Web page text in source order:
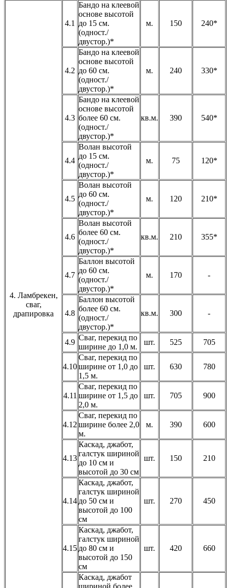
4. Ламбрекен,
сваг,
драпировка
4.1
Бандо на клеевой
основе высотой
до 15 см.
(одност./
двустор.)*
м. 150 240*
4.2
Бандо на клеевой
основе высотой
до 60 см.
(одност./
двустор.)*
м. 240 330*
4.3
Бандо на клеевой
основе высотой
более 60 см.
(одност./
двустор.)*
кв.м. 390 540*
4.4
Волан высотой
до 15 см.
(одност./
двустор.)*
м. 75 120*
4.5
Волан высотой
до 60 см.
(одност./
двустор.)*
м. 120 210*
4.6
Волан высотой
более 60 см.
(одност./
двустор.)*
кв.м. 210 355*
4.7
Баллон высотой
до 60 см.
(одност./
двустор.)*
м. 170 -
4.8
Баллон высотой
более 60 см.
(одност./
двустор.)*
кв.м. 300 -
4.9
Сваг, перекид по
ширине до 1,0 м.
шт. 525 705
4.10
Сваг, перекид по
ширине от 1,0 до
1,5 м.
шт. 630 780
4.11
Сваг, перекид по
ширине от 1,5 до
2,0 м.
шт. 705 900
4.12
Сваг, перекид по
ширине более 2,0
м.
м. 390 600
4.13
Каскад, джабот,
галстук шириной
до 10 см и
высотой до 30 см
шт. 150 210
4.14
Каскад, джабот,
галстук шириной
до 50 см и
высотой до 100
см
шт. 270 450
4.15
Каскад, джабот,
галстук шириной
до 80 см и
высотой до 150
см
шт. 420 660
Каскад, джабот